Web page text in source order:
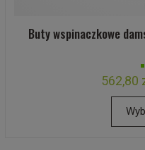
Buty wspinaczkowe
562,80